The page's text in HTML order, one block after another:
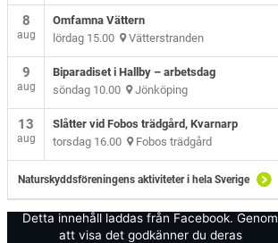
8
aug
Omfamna Vättern
lördag 15.00 Vätterstranden
9
aug
Biparadiset i Hallby – arbetsdag
söndag 10.00 Jönköping
13
aug
Slåtter vid Fobos trädgård, Kvarnarp
torsdag 16.00 Fobos trädgård
Naturskyddsföreningens aktiviteter i hela Sverige
Detta innehåll laddas från Facebook. Genom
att visa det godkänner du deras